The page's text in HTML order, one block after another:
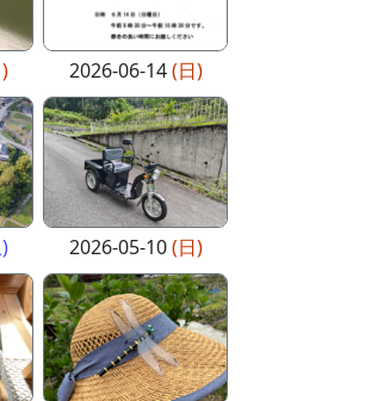
2026-06-14(日)
2026-05-10(日)